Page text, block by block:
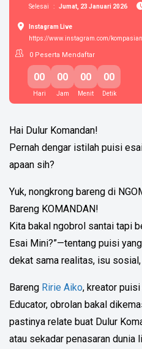
Selesai
: Jumat, 23 Januari 2026
Instagram Live
https://www.instagram.com/
00 00 00 00
Hari Jam Menit Detik
0 Peserta Mendaftar
Hai Dulur Komandan!
Pernah dengar istilah puisi
apaan sih?
Yuk, nongkrong bareng di
Bareng KOMANDAN!
Kita bakal ngobrol santai tapi
Esai Mini?”—tentang puisi
dekat sama realitas, isu
Bareng Ririe Aiko, kreator
Educator, obrolan bakal
pastinya relate buat Dulur
atau sekadar penasaran dunia